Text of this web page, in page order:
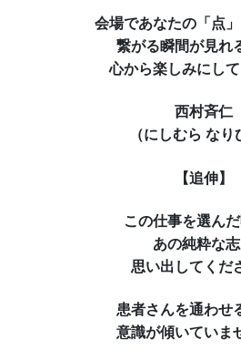
会場であなたの「点
繋がる瞬間が見れ
心から楽しみにして
西村斉仁
（にしむら なり
【追伸】
この仕事を選んだ
あの純粋な
思い出してくだ
患者さんを通わせ
意識が傾いていま